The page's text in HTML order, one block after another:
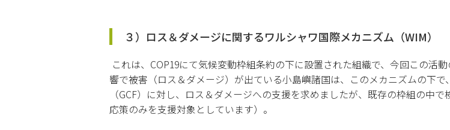
３）ロス＆ダメージに関するワルシャワ国際メカニズム（WIM）
これは、COP19にて気候変動枠組条約の下に設置された組織で、今回この活
響で被害（ロス＆ダメージ）が出ている小島嶼諸国は、このメカニズムの下
（GCF）に対し、ロス＆ダメージへの支援を求めましたが、既存の枠組の中
応策のみを支援対象としています）。